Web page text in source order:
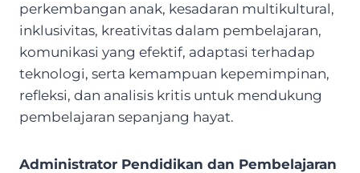
perkembangan anak, kesadaran multikultural,
inklusivitas, kreativitas dalam pembelajaran,
komunikasi yang efektif, adaptasi terhadap
teknologi, serta kemampuan kepemimpinan,
refleksi, dan analisis kritis untuk mendukung
pembelajaran sepanjang hayat.
Administrator Pendidikan dan Pembelajaran